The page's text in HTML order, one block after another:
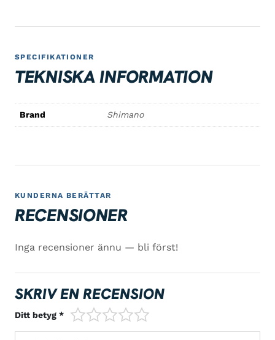
SPECIFIKATIONER
TEKNISKA INFORMATION
Brand Shimano
KUNDERNA BERÄTTAR
RECENSIONER
Inga recensioner ännu — bli först!
SKRIV EN RECENSION
Ditt betyg * 1/5 2/53/54/5